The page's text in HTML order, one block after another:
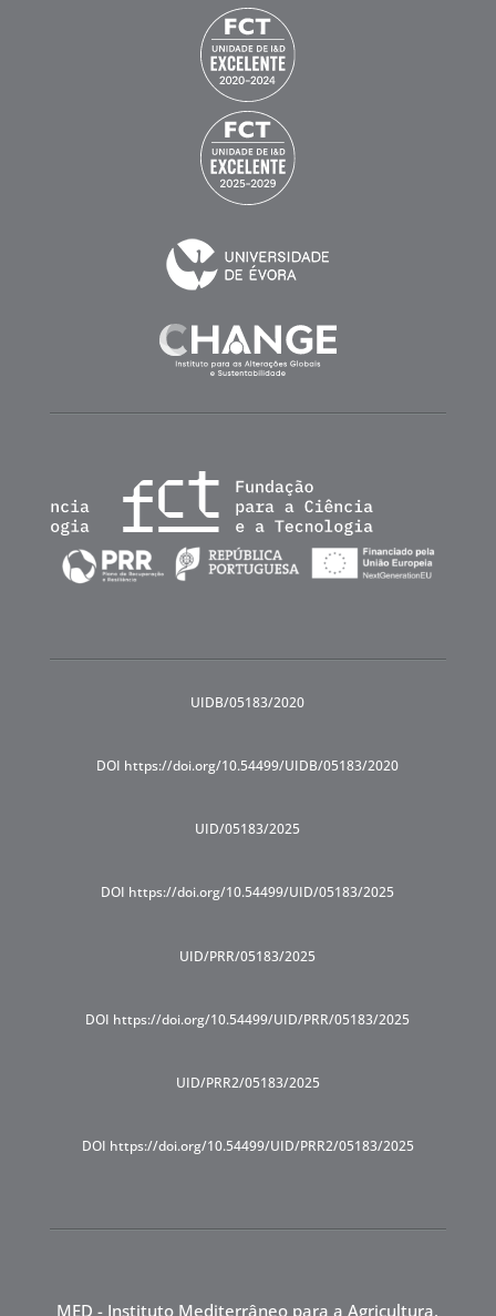
UIDB/05183/2020
DOI https://doi.org/10.54499/UIDB/05183/2020
UID/05183/2025
DOI https://doi.org/10.54499/UID/05183/2025
UID/PRR/05183/2025
DOI https://doi.org/10.54499/UID/PRR/05183/2025
UID/PRR2/05183/2025
DOI https://doi.org/10.54499/UID/PRR2/05183/2025
MED - Instituto Mediterrâneo para a Agricultura,